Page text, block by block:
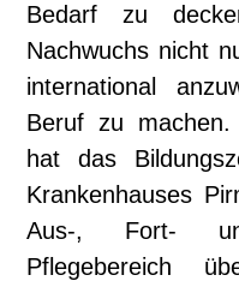
Bedarf zu
Nachwuchs nicht
international
Beruf zu machen.
hat das
Krankenhauses
Aus-, Fort-
Pflegebereich